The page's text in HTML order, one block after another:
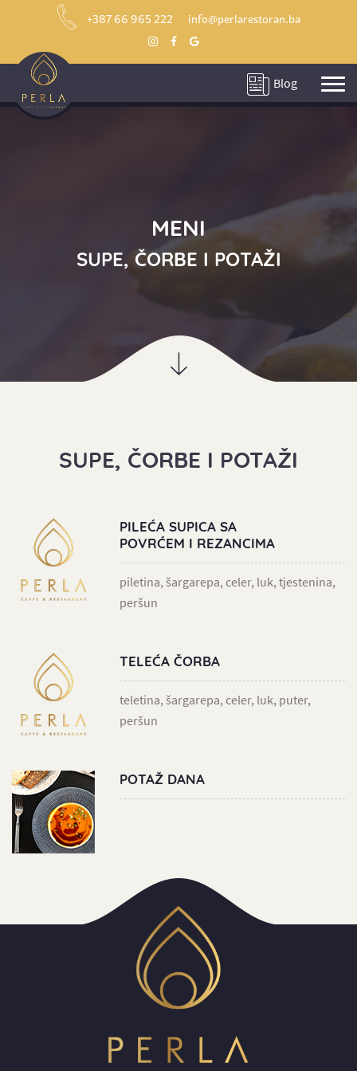
+387 66 965 222 info@perlarestoran.ba
Blog
MENI
SUPE, ČORBE I POTAŽI
SUPE, ČORBE I POTAŽI
PILEĆA SUPICA SA
POVRĆEM I REZANCIMA
piletina, šargarepa, celer, luk, tjestenina,
peršun
TELEĆA ČORBA
teletina, šargarepa, celer, luk, puter,
peršun
POTAŽ DANA